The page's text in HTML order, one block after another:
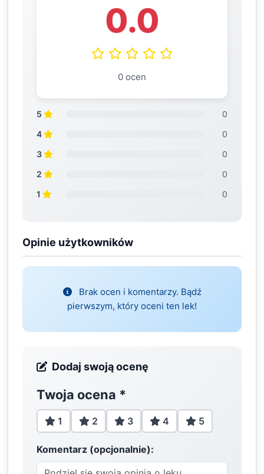
0.0
0 ocen
5
0
4
0
3
0
2
0
1
0
Opinie użytkowników
Brak ocen i komentarzy. Bądź
pierwszym, który oceni ten lek!
Dodaj swoją ocenę
Twoja ocena *
1 2 3 4 5
Komentarz (opcjonalnie):